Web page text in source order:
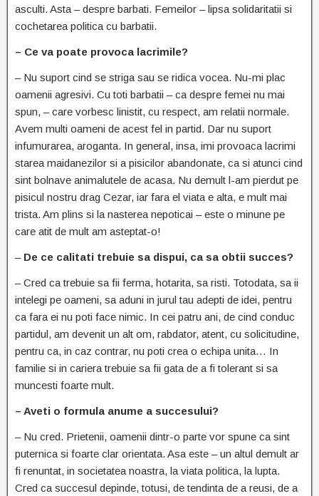
asculti. Asta – despre barbati. Femeilor – lipsa solidaritatii si
cochetarea politica cu barbatii.
– Ce va poate provoca lacrimile?
– Nu suport cind se striga sau se ridica vocea. Nu-mi plac
oamenii agresivi. Cu toti barbatii – ca despre femei nu mai
spun, – care vorbesc linistit, cu respect, am relatii normale.
Avem multi oameni de acest fel in partid. Dar nu suport
infumurarea, aroganta. In general, insa, imi provoaca lacrimi
starea maidanezilor si a pisicilor abandonate, ca si atunci cind
sint bolnave animalutele de acasa. Nu demult l-am pierdut pe
pisicul nostru drag Cezar, iar fara el viata e alta, e mult mai
trista. Am plins si la nasterea nepoticai – este o minune pe
care atit de mult am asteptat-o!
–De ce calitati trebuie sa dispui, ca sa obtii succes?
– Cred ca trebuie sa fii ferma, hotarita, sa risti. Totodata, sa ii
intelegi pe oameni, sa aduni in jurul tau adepti de idei, pentru
ca fara ei nu poti face nimic. In cei patru ani, de cind conduc
partidul, am devenit un alt om, rabdator, atent, cu solicitudine,
pentru ca, in caz contrar, nu poti crea o echipa unita… In
familie si in cariera trebuie sa fii gata de a fi tolerant si sa
muncesti foarte mult.
– Aveti o formula anume a succesului?
– Nu cred. Prietenii, oamenii dintr-o parte vor spune ca sint
puternica si foarte clar orientata. Asa este – un altul demult ar
fi renuntat, in societatea noastra, la viata politica, la lupta.
Cred ca succesul depinde, totusi, de tendinta de a reusi, de a